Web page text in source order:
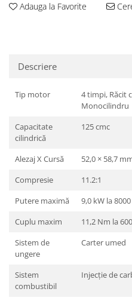
Adauga la Favorite
Descriere
Tip motor
4 timpi, Răcit
Monocilindru
Capacitate
cilindrică
125 cmc
Alezaj X Cursă
52,0 × 58,7
Compresie
11.2:1
Putere maximă
9,0 kW la
Cuplu maxim
11,2 Nm la
Sistem de
ungere
Carter umed
Sistem
combustibil
Injecţie de